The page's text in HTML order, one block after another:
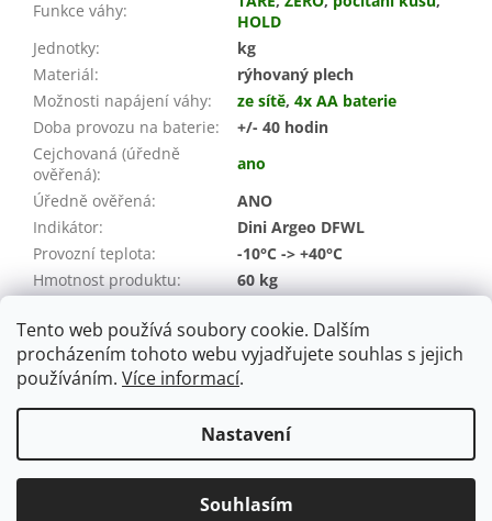
Tento web používá soubory cookie. Dalším
procházením tohoto webu vyjadřujete souhlas s jejich
používáním. Více informací.
Nastavení
Souhlasím
Funkce váhy:
HOLD
Jednotky:
kg
Materiál:
rýhovaný plech
Možnosti napájení váhy: ze sítě, 4x AA baterie
Doba provozu na baterie:
+/- 40 hodin
Cejchovaná (úředně
ověřená):
ano
Úředně ověřená:
ANO
Indikátor:
Dini Argeo DFWL
Provozní teplota:
-10°C -> +40°C
Hmotnost produktu:
60 kg
Záruka: 24 měsíců (spotřebitel / IČO)
Vytvořil Shoptet
ST Shop. Všechna práva vyhrazena.